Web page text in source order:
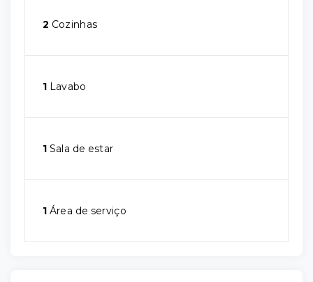
2 Cozinhas
1 Lavabo
1 Sala de estar
1 Área de serviço